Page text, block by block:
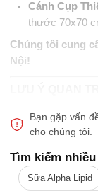
Cánh Cụp
thước 70x70
Chúng tôi cung
Nội!
Nhằm phục
hoặc phản
Đối với các
lại video bóc
Bạn gặp vấn
cho chúng tôi.
Tìm kiếm nhiều
Sữa Alpha Lipid